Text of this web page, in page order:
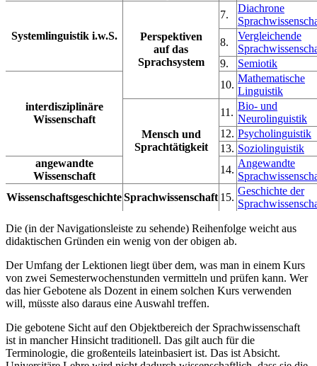
Systemlinguistik i.w.S.
Perspektiven
auf das
Sprachsystem
7.
Diachrone
8.
Vergleichende
9.
Semiotik
interdisziplinäre
Wissenschaft
10.
Mathematische
Linguistik
Mensch und
Sprachtätigkeit
11.
Bio- und
Neurolinguistik
12. Psycholinguistik
13. Soziolinguistik
angewandte
Wissenschaft
14.
Angewandte
WissenschaftsgeschichteSprachwissenschaft 15.
Geschichte der
Die (in der Navigationsleiste zu sehende) Reihenfolge weicht aus
didaktischen Gründen ein wenig von der obigen ab.
Der Umfang der Lektionen liegt über dem, was man in einem Kurs
von zwei Semesterwochenstunden vermitteln und prüfen kann. Wer
das hier Gebotene als Dozent in einem solchen Kurs verwenden
will, müsste also daraus eine Auswahl treffen.
Die gebotene Sicht auf den Objektbereich der Sprachwissenschaft
ist in mancher Hinsicht traditionell. Das gilt auch für die
Terminologie, die großenteils lateinbasiert ist. Das ist Absicht.